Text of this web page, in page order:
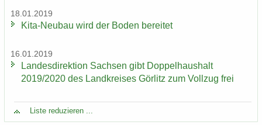
18.01.2019
Kita-​Neubau wird der Boden be­rei­tet
16.01.2019
Lan­des­di­rek­ti­on Sach­sen gibt Dop­pel­haus­halt
2019/2020 des Land­krei­ses Gör­litz zum Voll­zug frei
Liste re­du­zie­ren ...